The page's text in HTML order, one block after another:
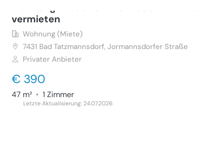
vermieten
Wohnung (Miete)
7431 Bad Tatzmannsdorf, Jormannsdorfer Straße
Privater Anbieter
€ 390
47 m² • 1 Zimmer
Letzte Aktualisierung: 24.07.2026